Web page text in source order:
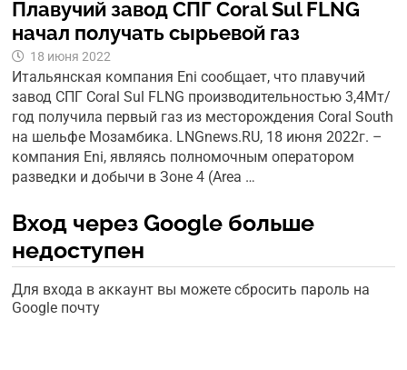
Плавучий завод СПГ Coral Sul FLNG
начал получать сырьевой газ
18 июня 2022
Итальянская компания Eni сообщает, что плавучий
завод СПГ Coral Sul FLNG производительностью 3,4Мт/
год получила первый газ из месторождения Coral South
на шельфе Мозамбика. LNGnews.RU, 18 июня 2022г. –
компания Eni, являясь полномочным оператором
разведки и добычи в Зоне 4 (Area …
Вход через Google больше
недоступен
Для входа в аккаунт вы можете сбросить пароль на
Google почту